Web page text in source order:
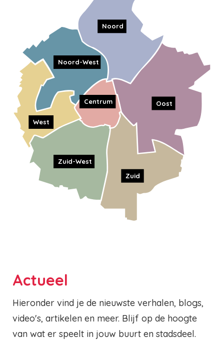
Noord
Oost
Zuid
Centrum
Zuid-West
Noord-West
West
Actueel
Hieronder vind je de nieuwste verhalen, blogs,
video's, artikelen en meer. Blijf op de hoogte
van wat er speelt in jouw buurt en stadsdeel.